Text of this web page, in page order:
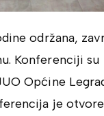
održana,
Konferenciji
Općine
je